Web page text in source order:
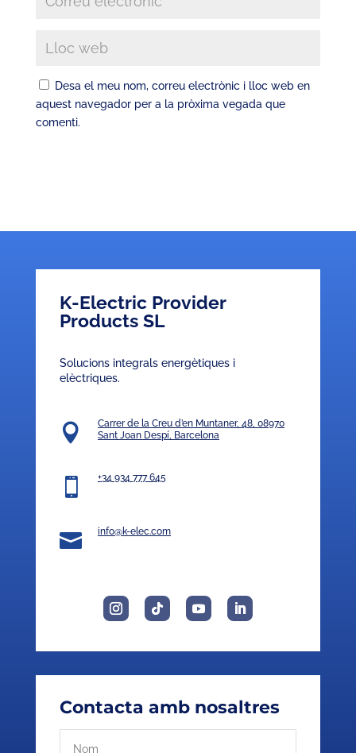
Desa el meu nom, correu electrònic i lloc web en
aquest navegador per a la pròxima vegada que
comenti.
K-Electric Provider
Products SL
Solucions integrals energètiques i
elèctriques.

Carrer de la Creu d’en Muntaner, 48, 08970
Sant Joan Despí, Barcelona
 +34 934 777 645
 info@k-elec.com
Contacta amb nosaltres